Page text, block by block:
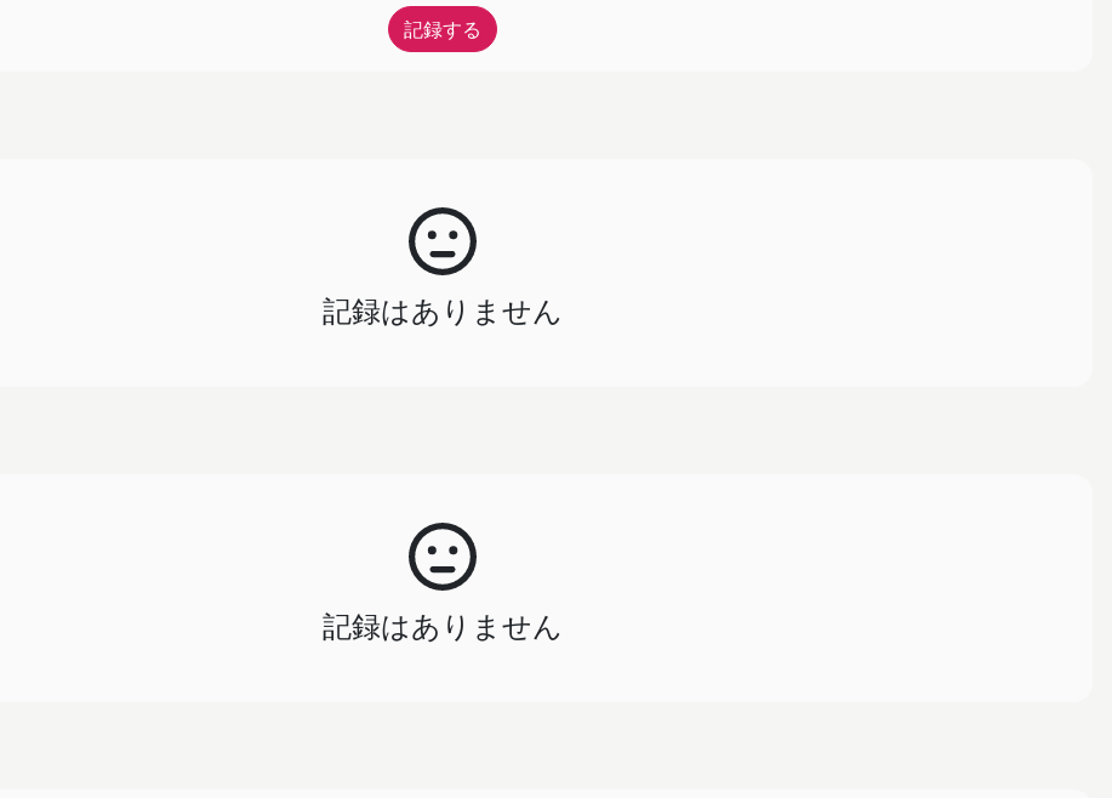
記録はありません
記録はありません